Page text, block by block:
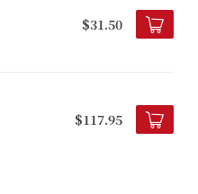
$31.50
$117.95